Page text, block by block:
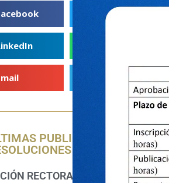
Twitter
PUBLICACIONES DE
RECTORALES
RECTORAL 1157-2026-R-UNA